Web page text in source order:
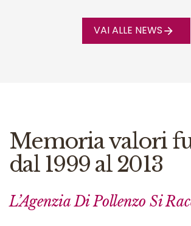
VAI ALLE NEWS
Memoria valori
dal 1999 al 2013
L’Agenzia Di Pollenzo Si